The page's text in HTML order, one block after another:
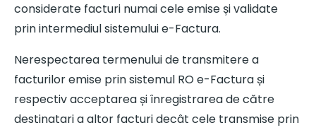
considerate facturi numai cele emise și validate
prin intermediul sistemului e-Factura.
Nerespectarea termenului de transmitere a
facturilor emise prin sistemul RO e-Factura și
respectiv acceptarea și înregistrarea de către
destinatari a altor facturi decât cele transmise prin